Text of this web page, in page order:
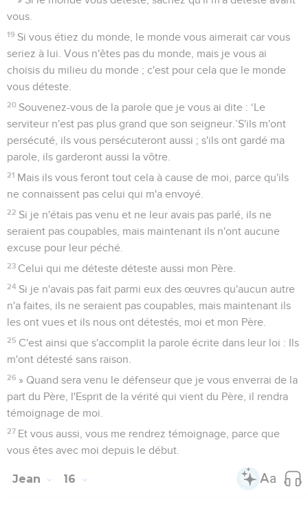
vous.
19 Si vous étiez du monde, le monde vous aimerait car vous
seriez à lui. Vous n'êtes pas du monde, mais je vous ai
choisis du milieu du monde ; c'est pour cela que le monde
vous déteste.
20 Souvenez-vous de la parole que je vous ai dite : ‘Le
serviteur n'est pas plus grand que son seigneur.’S'ils m'ont
persécuté, ils vous persécuteront aussi ; s'ils ont gardé ma
parole, ils garderont aussi la vôtre.
21 Mais ils vous feront tout cela à cause de moi, parce qu'ils
ne connaissent pas celui qui m'a envoyé.
22 Si je n'étais pas venu et ne leur avais pas parlé, ils ne
seraient pas coupables, mais maintenant ils n'ont aucune
excuse pour leur péché.
23 Celui qui me déteste déteste aussi mon Père.
24 Si je n'avais pas fait parmi eux des œuvres qu'aucun autre
n'a faites, ils ne seraient pas coupables, mais maintenant ils
les ont vues et ils nous ont détestés, moi et mon Père.
25 C'est ainsi que s'accomplit la parole écrite dans leur loi : Ils
m'ont détesté sans raison.
26 » Quand sera venu le défenseur que je vous enverrai de la
part du Père, l'Esprit de la vérité qui vient du Père, il rendra
témoignage de moi.
27 Et vous aussi, vous me rendrez témoignage, parce que
vous êtes avec moi depuis le début.
Jean 16